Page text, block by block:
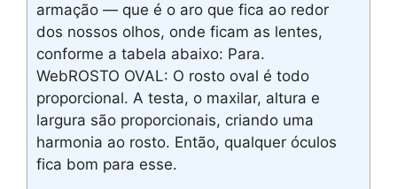
armação — que é o aro que fica ao redor
dos nossos olhos, onde ficam as lentes,
conforme a tabela abaixo: Para.
WebROSTO OVAL: O rosto oval é todo
proporcional. A testa, o maxilar, altura e
largura são proporcionais, criando uma
harmonia ao rosto. Então, qualquer óculos
fica bom para esse.